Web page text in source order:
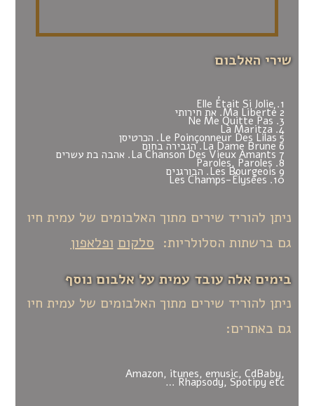
שירי האלבום
1. Elle Était Si Jolie
Ma Liberté 2. את חירותי
Ne Me Quitte Pas .3
La Maritza .4
Le Poinçonneur Des Lilas 5. הכרטיסן
La Dame Brune 6. הגבירה בחום
La Chanson Des Vieux Amants 7. אהבה בת עשרים
Paroles, Paroles .8
Les Bourgeois 9. הבורגנים
Les Champs-Élysées .10
ניתן להוריד שירים מתוך האלבומים של עמית חיו
גם ברשתות הסלולריות: סלקום ופלאפון
בימים אלה עובד עמית על אלבום נוסף
ניתן להוריד שירים מתוך האלבומים של עמית חיו
גם באתרים:
Amazon, itunes, emusic, CdBaby,
Rhapsody, Spotipy etc…